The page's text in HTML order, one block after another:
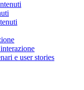
e user stories